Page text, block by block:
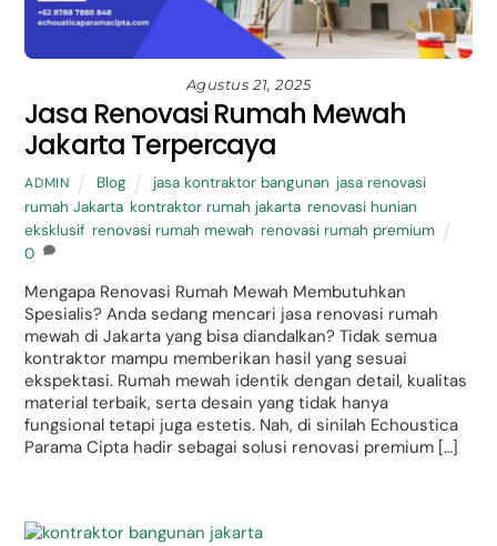
Agustus 21, 2025
Jasa Renovasi Rumah Mewah
Jakarta Terpercaya
ADMIN Blog jasa kontraktor bangunan jasa renovasi
rumah Jakarta kontraktor rumah jakarta renovasi hunian
eksklusif renovasi rumah mewah renovasi rumah premium
0
Mengapa Renovasi Rumah Mewah Membutuhkan
Spesialis? Anda sedang mencari jasa renovasi rumah
mewah di Jakarta yang bisa diandalkan? Tidak semua
kontraktor mampu memberikan hasil yang sesuai
ekspektasi. Rumah mewah identik dengan detail, kualitas
material terbaik, serta desain yang tidak hanya
fungsional tetapi juga estetis. Nah, di sinilah Echoustica
Parama Cipta hadir sebagai solusi renovasi premium […]